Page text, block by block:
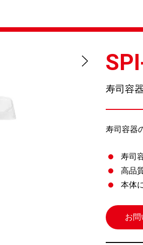
寿司容
寿司容器
寿司
高品
本体
お